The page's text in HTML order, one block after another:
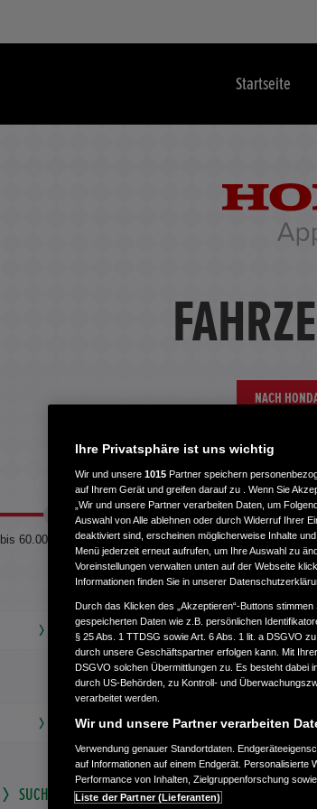
Startseite
NACH
bis 60.000 €
ERSTZULASSUNG
ab
SUCHE SPEICHERN SUCHAUFTRAG
Ihre Privatsphäre ist uns wichtig
Wir und unsere 1015 Partner speichern
auf Ihrem Gerät und greifen darauf zu . Wenn Sie
„Wir und unsere Partner verarbeiten Daten, um
Auswahl von Alle ablehnen oder durch Widerruf Ihrer
deaktiviert sind, erscheinen möglicherweise Inhalte
Menü jederzeit erneut aufrufen, um Ihre Auswahl zu
Voreinstellungen verwalten unten auf der Webseite
Informationen finden Sie in unserer
Durch das Klicken des „Akzeptieren“-Buttons
gespeicherten Daten wie z.B. persönlichen
§ 25 Abs. 1 TTDSG sowie Art. 6 Abs. 1 lit. a DSGVO
durch unsere Geschäftspartner erfolgen kann. Mit
DSGVO solchen Übermittlungen zu. Es besteht dabei
durch US-Behörden, zu Kontroll- und
verarbeitet werden.
Wir und unsere Partner verarbeiten
Verwendung genauer Standortdaten.
auf Informationen auf einem Endgerät. Personalisierte
Performance von Inhalten, Zielgruppenforschung
Liste der Partner (Lieferanten)